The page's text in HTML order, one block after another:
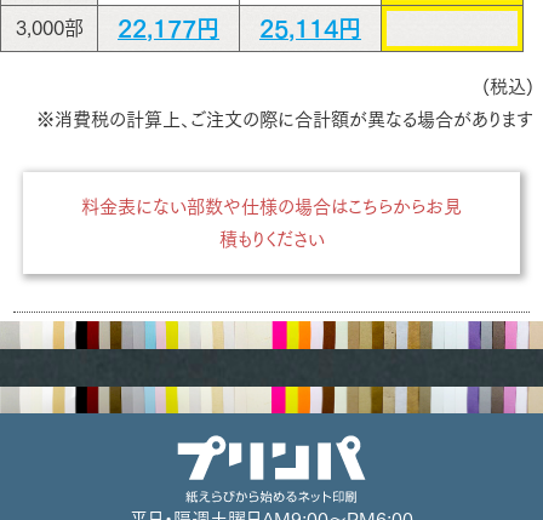
3,000部 22,177円 25,114円
(税込)
※消費税の計算上、ご注文の際に合計額が異なる場合があります
料金表にない部数や仕様の場合はこちらからお見
積もりください